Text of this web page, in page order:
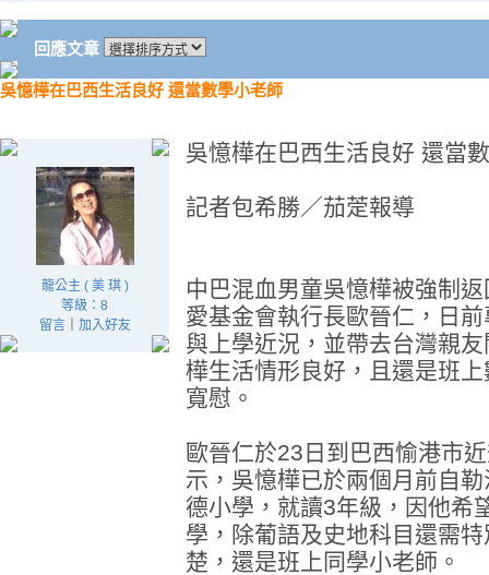
回應文章
吳憶樺在巴西生活良好 還當數學小老師
龍公主 ( 美 琪 )
等級：8
留言｜ 加入好友
吳憶樺在巴西生活良好 還當
記者包希勝／茄萣報導
中巴混血男童吳憶樺被強制
愛基金會執行長歐晉仁，日
與上學近況，並帶去台灣親
樺生活情形良好，且還是班
寬慰。
歐晉仁於23日到巴西愉港市
示，吳憶樺已於兩個月前自
德小學，就讀3年級，因他希
學，除葡語及史地科目還需
楚，還是班上同學小老師。